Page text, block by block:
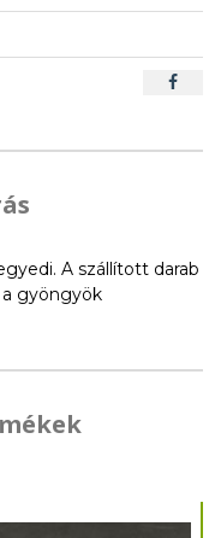
A szállított darab
gyöngyök